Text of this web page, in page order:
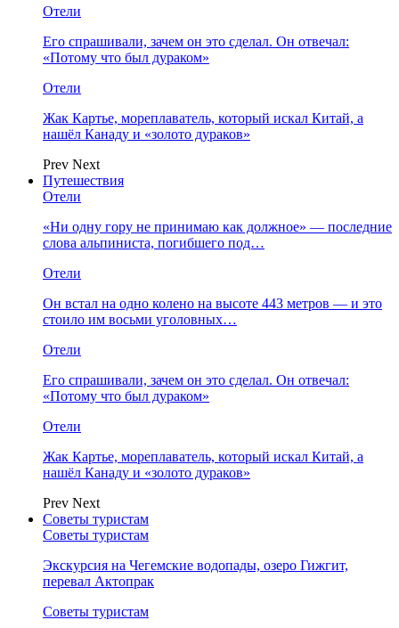
Отели
Его спрашивали, зачем он это сделал. Он отвечал:
«Потому что был дураком»
Отели
Жак Картье, мореплаватель, который искал Китай, а
нашёл Канаду и «золото дураков»
Prev Next
Путешествия
Отели
«Ни одну гору не принимаю как должное» — последние
слова альпиниста, погибшего под…
Отели
Он встал на одно колено на высоте 443 метров — и это
стоило им восьми уголовных…
Отели
Его спрашивали, зачем он это сделал. Он отвечал:
«Потому что был дураком»
Отели
Жак Картье, мореплаватель, который искал Китай, а
нашёл Канаду и «золото дураков»
Prev Next
Советы туристам
Советы туристам
Экскурсия на Чегемские водопады, озеро Гижгит,
перевал Актопрак
Советы туристам